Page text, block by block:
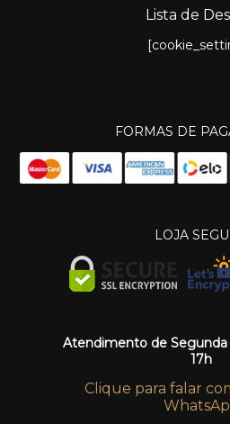
Lista de
FORMAS DE
LOJA
Atendimento de Segunda
17h
Clique para falar